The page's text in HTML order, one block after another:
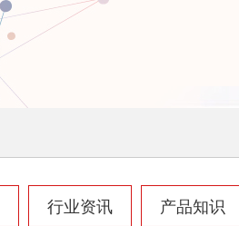
行业资讯 产品知识
摩托车破碎机